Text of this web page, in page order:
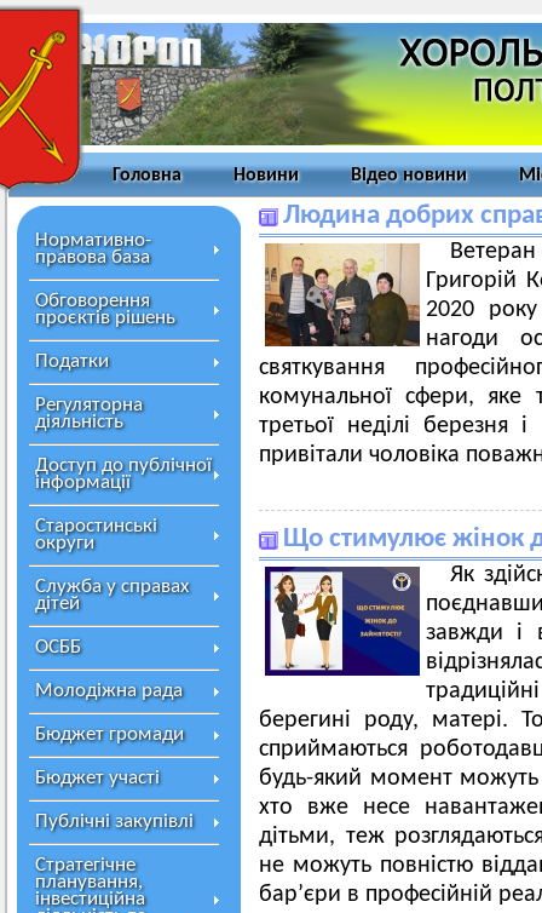
Головна Новини Відео новини
Нормативно-
правова база
Обговорення
проєктів рішень
Податки
Регуляторна
діяльність
Доступ до публічної
інформації
Старостинські
округи
Служба у справах
дітей
ОСББ
Молодіжна рада
Бюджет громади
Бюджет участі
Публічні закупівлі
Стратегічне
планування,
інвестиційна
Людина добрих
Григорій
2020
нагоди
святкування
комунальної сфери, яке
третьої неділі березня
привітали чоловіка
Що стимулює жінок
Як
завжди і
берегині роду, матері.
сприймаються
будь-який момент можуть
хто вже несе
дітьми, теж
не можуть повністю
бар’єри в професійній